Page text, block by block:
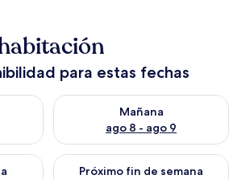
para estas fechas
para hoy ago 7 - ago 8
Mañana
ago 8 - ago 9
Consulta la disponibilidad
para este fin de semana ago 7 -
Próximo fin de semana
Consulta la disponibilidad